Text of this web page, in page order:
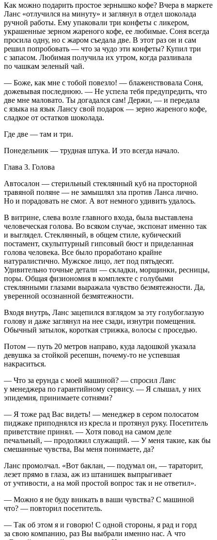
Как можно подарить простое зернышко кофе? Вчера в маркете
Ланс «отлучился на минуту» и заглянул в отдел шоколада
ручной работы. Ему упаковали три конфеты с ликером,
украшенные зерном жареного кофе, ее любимые. Соня всегда
просила одну, но с жаром съедала две. В этот раз он и сам
решил попробовать — что за чудо эти конфеты? Купил три
с запасом. Любимая получила их утром, когда разливала
по чашкам зеленый чай.
— Боже, как мне с тобой повезло! — блаженствовала Соня,
дожевывая последнюю. — Не успела тебя предупредить, что
две мне маловато. Ты догадался сам! Держи, — и передала
с языка на язык Лансу свой подарок — зерно жареного кофе,
сладкое от остатков шоколада.
Где две — там и три.
Понедельник — трудная штука. И это всегда начало.
Глава 3. Голова
Автосалон — стерильный стеклянный куб на просторной
травяной поляне — не замышлял зла против Ланса лично.
Но и порадовать не смог. А вот немного удивить удалось.
В витрине, слева возле главного входа, была выставлена
человеческая голова. Во всяком случае, экспонат именно так
и выглядел. Стеклянный, в общем стиле, кубический
постамент, скульптурный гипсовый бюст и приделанная
голова человека. Все было проработано крайне
натуралистично. Мужское лицо, лет под пятьдесят.
Удивительно точные детали — складки, морщинки, ресницы,
поры. Общая физиономия в комплекте с голубыми
стеклянными глазами выражала чувство безмятежности. Да,
уверенной осознанной безмятежности.
Входя внутрь, Ланс зацепился взглядом за эту голубоглазую
голову и даже заглянул на нее сзади, изнутри помещения.
Обычный затылок, короткая стрижка, волосы с проседью.
Потом — путь 20 метров направо, куда ладошкой указала
девушка за стойкой ресепшн, почему-то не успевшая
накраситься.
— Что за ерунда с моей машиной? — спросил Ланс
у менеджера по гарантийному сервису. — Я слышал, у них
эпидемия, принимаете сотнями?
— Я тоже рад Вас видеть! — менеджер в сером полосатом
пиджаке приподнялся из кресла и протянул руку. Посетитель
приветствие принял. — Хотя повод на самом деле
печальный, — продолжил служащий. — У меня такие, как бы
смешанные чувства, Вы меня понимаете, да?
Ланс промолчал. «Вот баклан, — подумал он, — тараторит,
лезет прямо в глаза, аж из штанишек выпрыгивает
от учтивости, а на мой простой вопрос так и не ответил».
— Можно я не буду вникать в ваши чувства? С машиной
что? — повторил посетитель.
— Так об этом я и говорю! С одной стороны, я рад и горд
за свою компанию, раз Вы выбрали именно нас. А что